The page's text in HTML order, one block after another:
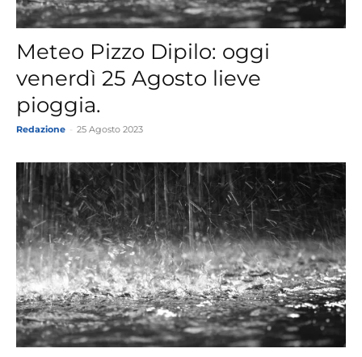
Meteo Pizzo Dipilo: oggi
venerdì 25 Agosto lieve
pioggia.
Redazione 25 Agosto 2023